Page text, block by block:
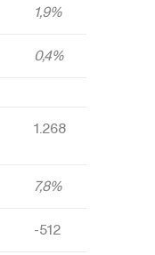
1,9%
0,4%
1.268
7,8%
-512